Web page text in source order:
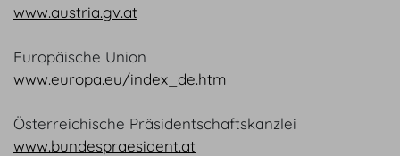
www.austria.gv.at
Europäische Union
www.europa.eu/index_de.htm
Österreichische Präsidentschaftskanzlei
www.bundespraesident.at